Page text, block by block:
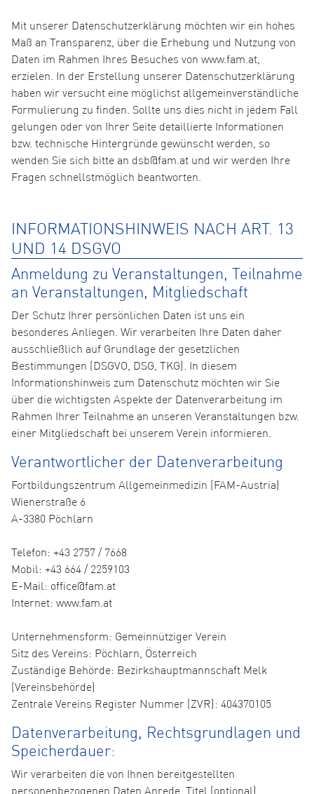
Mit unserer Datenschutzerklärung möchten wir ein hohes
Maß an Transparenz, über die Erhebung und Nutzung von
Daten im Rahmen Ihres Besuches von www.fam.at,
erzielen. In der Erstellung unserer Datenschutzerklärung
haben wir versucht eine möglichst allgemeinverständliche
Formulierung zu finden. Sollte uns dies nicht in jedem Fall
gelungen oder von Ihrer Seite detaillierte Informationen
bzw. technische Hintergründe gewünscht werden, so
wenden Sie sich bitte an dsb@fam.at und wir werden Ihre
Fragen schnellstmöglich beantworten.
INFORMATIONSHINWEIS NACH ART. 13
UND 14 DSGVO
Anmeldung zu Veranstaltungen, Teilnahme
an Veranstaltungen, Mitgliedschaft
Der Schutz Ihrer persönlichen Daten ist uns ein
besonderes Anliegen. Wir verarbeiten Ihre Daten daher
ausschließlich auf Grundlage der gesetzlichen
Bestimmungen (DSGVO, DSG, TKG). In diesem
Informationshinweis zum Datenschutz möchten wir Sie
über die wichtigsten Aspekte der Datenverarbeitung im
Rahmen Ihrer Teilnahme an unseren Veranstaltungen bzw.
einer Mitgliedschaft bei unserem Verein informieren.
Verantwortlicher der Datenverarbeitung
Fortbildungszentrum Allgemeinmedizin (FAM-Austria)
Wienerstraße 6
A-3380 Pöchlarn
Telefon: +43 2757 / 7668
Mobil: +43 664 / 2259103
E-Mail: office@fam.at
Internet: www.fam.at
Unternehmensform: Gemeinnütziger Verein
Sitz des Vereins: Pöchlarn, Österreich
Zuständige Behörde: Bezirkshauptmannschaft Melk
(Vereinsbehörde)
Zentrale Vereins Register Nummer (ZVR): 404370105
Datenverarbeitung, Rechtsgrundlagen und
Speicherdauer:
Wir verarbeiten die von Ihnen bereitgestellten
personenbezogenen Daten Anrede, Titel (optional),